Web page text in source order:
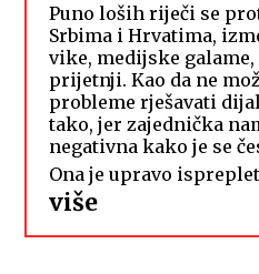
Puno loših riječi se
Srbima i Hrvatima,
vike, medijske
prijetnji. Kao da ne
probleme rješavati
tako, jer zajednička
negativna kako je se
Ona je upravo
više:
Hrvati